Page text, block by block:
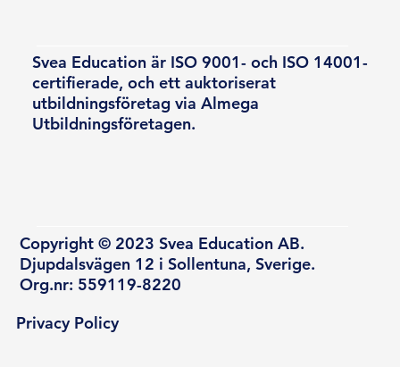
Svea Education är ISO 9001- och ISO 14001-
certifierade, och ett auktoriserat
utbildningsföretag via Almega
Utbildningsföretagen.
Copyright © 2023 Svea Education AB.
Djupdalsvägen 12 i Sollentuna, Sverige.
Org.nr: 559119-8220
Privacy Policy